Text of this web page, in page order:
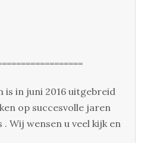
is in juni 2016 uitgebreid
op succesvolle jaren
wensen u veel kijk en